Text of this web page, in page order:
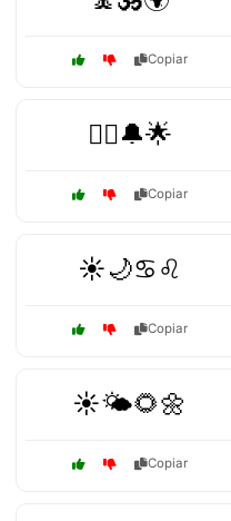
Copiar
🧙‍♀️🔔🌟
Copiar
☀️🌙♋♌
Copiar
☀️🌤️🌻🌼
Copiar